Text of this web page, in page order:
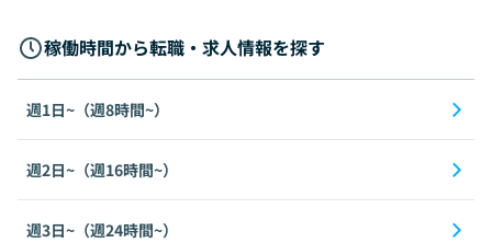
稼働時間から転職・求人情報を探す
週1日~（週8時間~）
週2日~（週16時間~）
週3日~（週24時間~）